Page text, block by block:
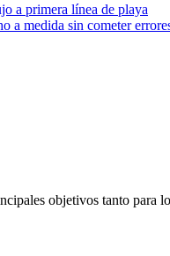
a primera línea de playa
a medida sin cometer
objetivos tanto para